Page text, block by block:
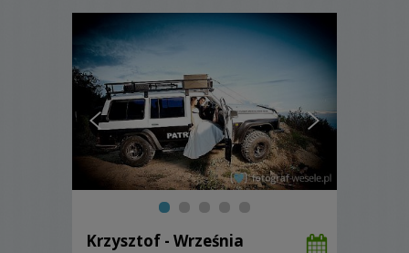
Krzysztof - Września